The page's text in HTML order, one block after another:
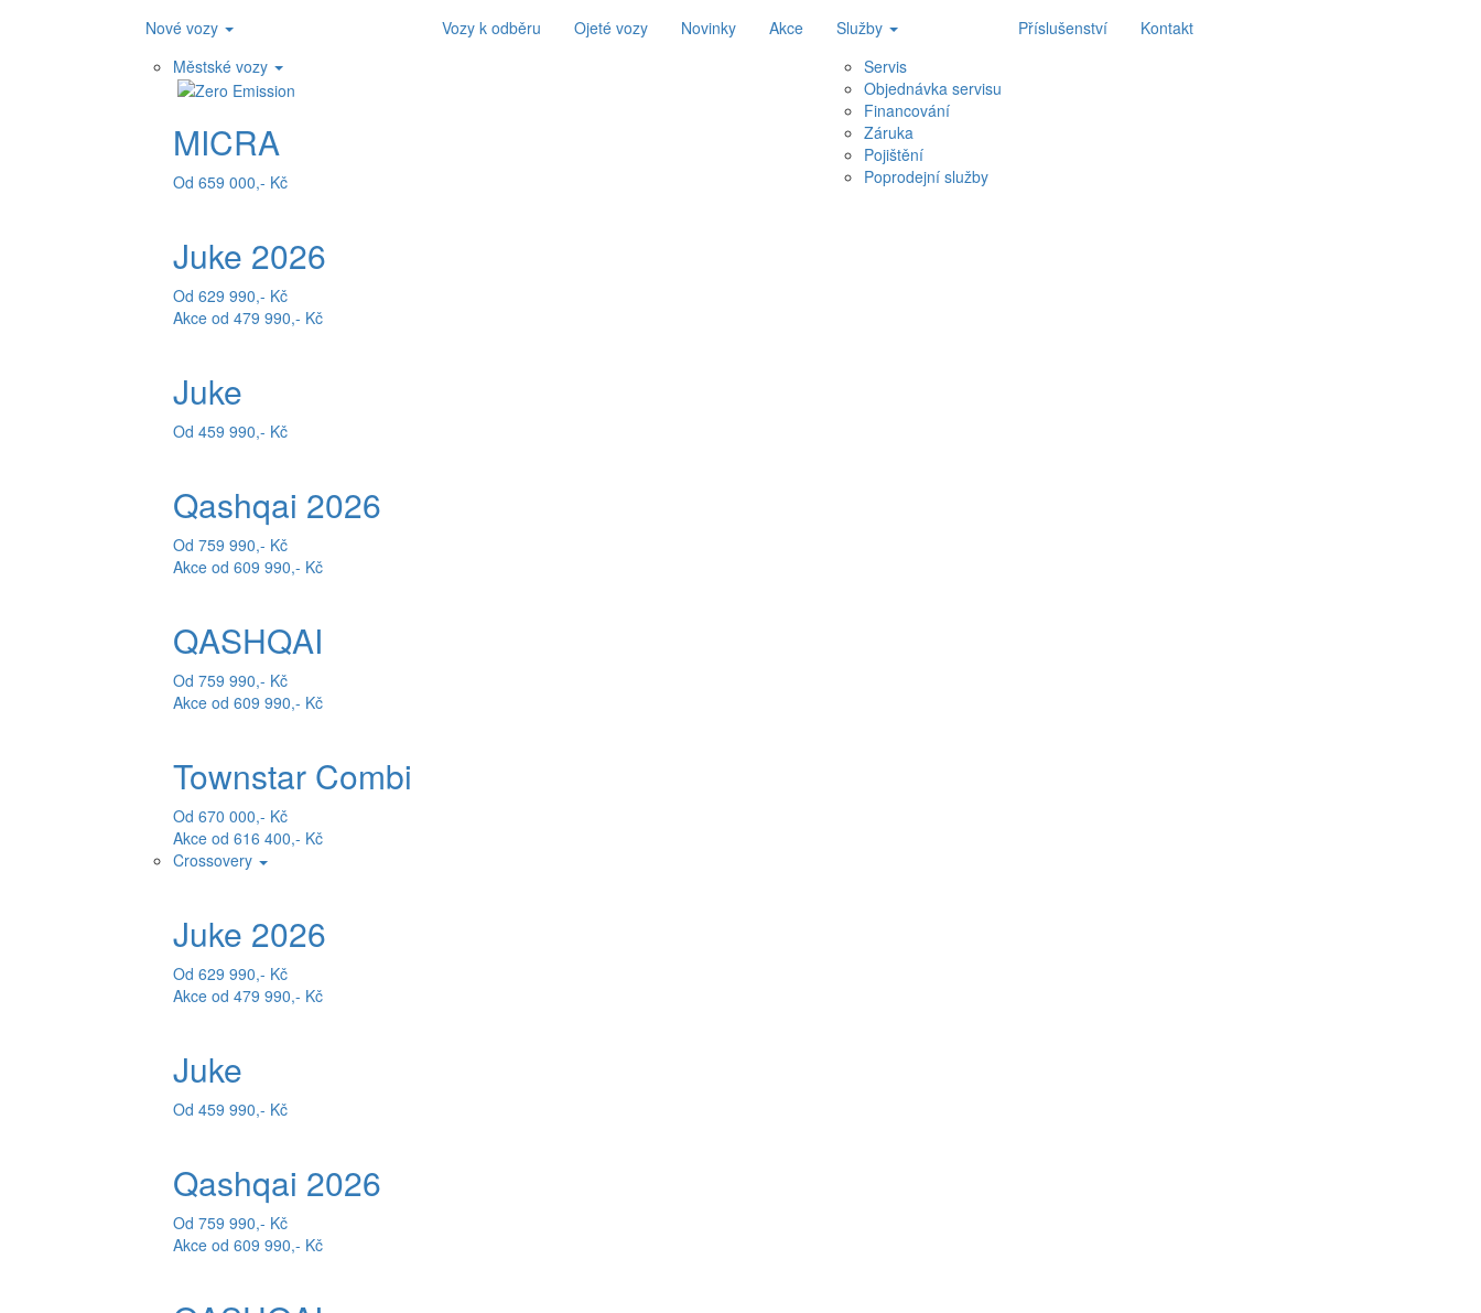
Nové vozy
Městské vozy
MICRA
Od 659 000,- Kč
Juke 2026
Od 629 990,- Kč
Akce od 479 990,- Kč
Juke
Od 459 990,- Kč
Qashqai 2026
Od 759 990,- Kč
Akce od 609 990,- Kč
QASHQAI
Od 759 990,- Kč
Akce od 609 990,- Kč
Townstar Combi
Od 670 000,- Kč
Akce od 616 400,- Kč
Crossovery
Juke 2026
Od 629 990,- Kč
Akce od 479 990,- Kč
Juke
Od 459 990,- Kč
Qashqai 2026
Od 759 990,- Kč
Akce od 609 990,- Kč
Vozy k odběru Ojeté vozy Novinky Akce
Služby
Servis
Objednávka servisu
Financování
Záruka
Pojištění
Poprodejní služby
Příslušenství Kontakt